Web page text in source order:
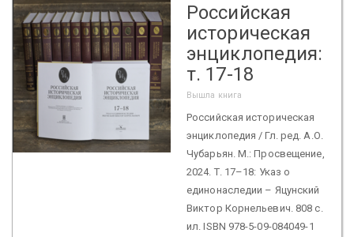
Российская
историческая
энциклопедия:
т. 17-18
Вышла книга
Российская историческая
энциклопедия / Гл. ред. А.О.
Чубарьян. М.: Просвещение,
2024. Т. 17–18: Указ о
единонаследии – Яцунский
Виктор Корнельевич. 808 с.
ил. ISBN 978-5-09-084049-1